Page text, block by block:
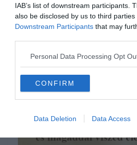
IAB’s list of downstream participants.
also be disclosed by us to third parties
Downstream Participants that may
Personal Data Processing Opt
CONFIRM
Data Deletion Data Access
0%